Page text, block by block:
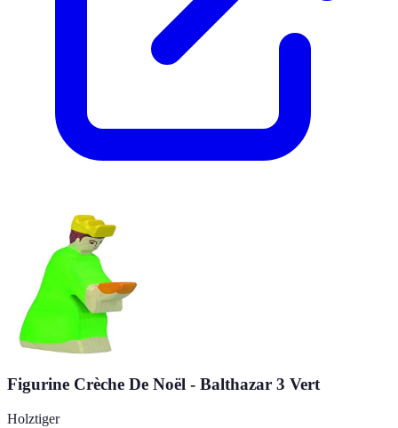
Figurine Crèche De Noël - Balthazar 3 Vert
Holztiger